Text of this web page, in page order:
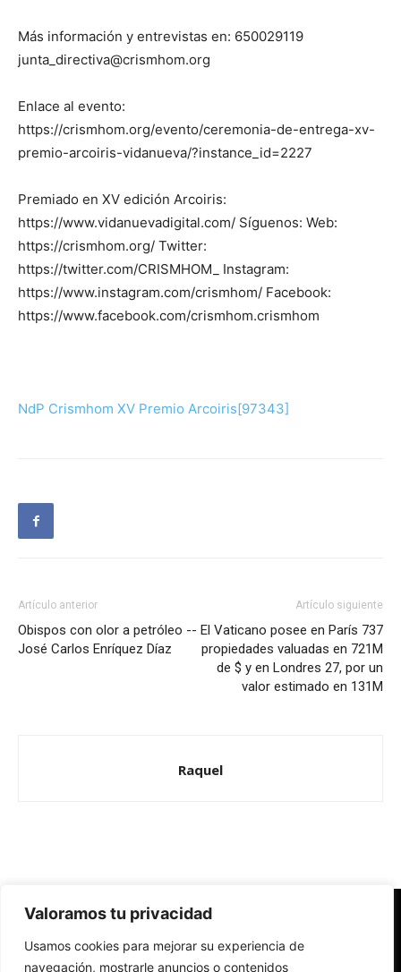
Valoramos tu privacidad
Usamos cookies para mejorar su experiencia de
navegación, mostrarle anuncios o contenidos
Más información y entrevistas en: 650029119
junta_directiva@crismhom.org
Enlace al evento:
https://crismhom.org/evento/ceremonia-de-entrega-xv-
premio-arcoiris-vidanueva/?instance_id=2227
Premiado en XV edición Arcoiris:
https://www.vidanuevadigital.com/ Síguenos: Web:
https://crismhom.org/ Twitter:
https://twitter.com/CRISMHOM_ Instagram:
https://www.instagram.com/crismhom/ Facebook:
https://www.facebook.com/crismhom.crismhom
NdP Crismhom XV Premio Arcoiris[97343]
Artículo anterior
Obispos con olor a petróleo --
José Carlos Enríquez Díaz
Artículo siguiente
El Vaticano posee en París 737
propiedades valuadas en 721M
de $ y en Londres 27, por un
valor estimado en 131M
Raquel
Redes Cristianas
Una mirada alternativa sobre la Iglesia católica y la sociedad
- Colectivos de Redes Cristianas